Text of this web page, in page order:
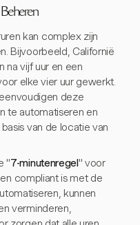
kan complex zijn
Bijvoorbeeld, Californië
na vijf uur en een
elke vier uur gewerkt.
deze
te automatiseren en
van de locatie van
"7-minutenregel" voor
compliant is met de
kunnen
verminderen,